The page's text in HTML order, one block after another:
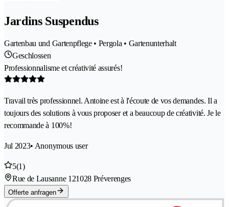
Jardins Suspendus
Gartenbau und Gartenpflege • Pergola • Gartenunterhalt
Geschlossen
Professionnalisme et créativité assurés!
Travail très professionnel. Antoine est à l'écoute de vos demandes. Il a
toujours des solutions à vous proposer et a beaucoup de créativité. Je le
recommande à 100%!
Jul 2023• Anonymous user
5(1)
Rue de Lausanne 121028 Préverenges
Offerte anfragen